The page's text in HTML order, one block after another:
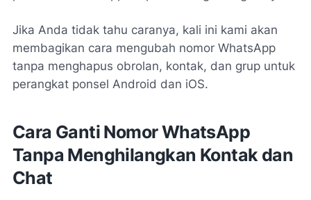
Jika Anda tidak tahu caranya, kali ini kami akan
membagikan cara mengubah nomor WhatsApp
tanpa menghapus obrolan, kontak, dan grup untuk
perangkat ponsel Android dan iOS.
Cara Ganti Nomor WhatsApp
Tanpa Menghilangkan Kontak dan
Chat